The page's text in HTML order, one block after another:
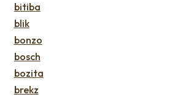
bitiba
blik
bonzo
bosch
bozita
brekz